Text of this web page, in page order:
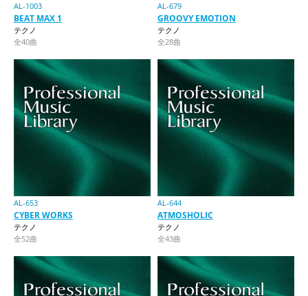
AL-1003
BEAT MAX 1
テクノ
全40曲
AL-679
GROOVY EMOTION
テクノ
全28曲
AL-653
CYBER WORKS
テクノ
全52曲
AL-644
ATMOSHOLIC
テクノ
全43曲